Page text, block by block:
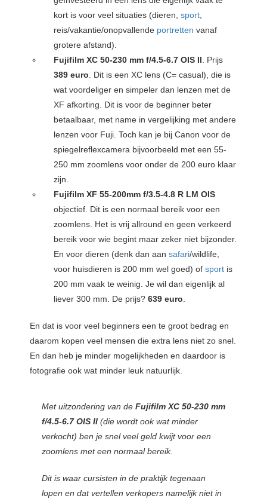
kort is voor veel situaties (dieren,sport
reis/vakantie/onopvallende portretten vanaf
grotere afstand).
Fujifilm XC 50-230 mm f/4.5-6.7 OIS II . Prijs
389 euro . Dit is een XC lens (C= casual), die is
wat voordeliger en simpeler dan lenzen met de
XF afkorting. Dit is voor de beginner beter
betaalbaar, met name in vergelijking met andere
lenzen voor Fuji. Toch kan je bij Canon voor de
spiegelreflexcamera bijvoorbeeld met een 55-
250 mm zoomlens voor onder de 200 euro klaar
zijn.
Fujifilm XF 55-200mm f/3.5-4.8 R LM OIS
objectief. Dit is een normaal bereik voor een
zoomlens. Het is vrij allround en geen verkeerd
bereik voor wie begint maar zeker niet bijzonder.
En voor dieren (denk dan aansafari/wildlife,
voor huisdieren is 200 mm wel goed) ofsport is
200 mm vaak te weinig. Je wil dan eigenlijk al
liever 300 mm. De prijs?639 euro
En dat is voor veel beginners een te groot bedrag en
daarom kopen veel mensen die extra lens niet zo snel.
En dan heb je minder mogelijkheden en daardoor is
fotografie ook wat minder leuk natuurlijk.
Met uitzondering van de Fujifilm XC 50-230 mm
f/4.5-6.7 OIS II (die wordt ook wat minder
verkocht) ben je snel veel geld kwijt voor een
zoomlens met een normaal bereik.
Dit is waar cursisten in de praktijk tegenaan
lopen en dat vertellen verkopers namelijk niet in